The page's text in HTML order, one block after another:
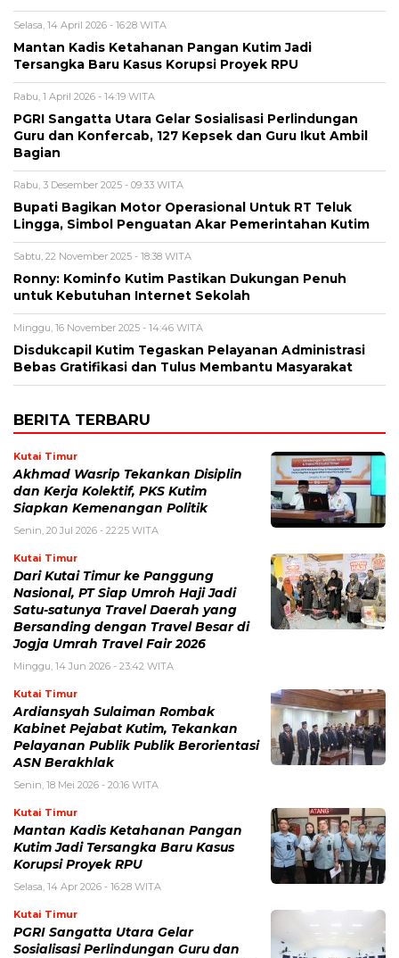
Selasa, 14 April 2026 - 16:28 WITA
Mantan Kadis Ketahanan Pangan Kutim Jadi
Tersangka Baru Kasus Korupsi Proyek RPU
Rabu, 1 April 2026 - 14:19 WITA
PGRI Sangatta Utara Gelar Sosialisasi Perlindungan
Guru dan Konfercab, 127 Kepsek dan Guru Ikut Ambil
Bagian
Rabu, 3 Desember 2025 - 09:33 WITA
Bupati Bagikan Motor Operasional Untuk RT Teluk
Lingga, Simbol Penguatan Akar Pemerintahan Kutim
Sabtu, 22 November 2025 - 18:38 WITA
Ronny: Kominfo Kutim Pastikan Dukungan Penuh
untuk Kebutuhan Internet Sekolah
Minggu, 16 November 2025 - 14:46 WITA
Disdukcapil Kutim Tegaskan Pelayanan Administrasi
Bebas Gratifikasi dan Tulus Membantu Masyarakat
BERITA TERBARU
Kutai Timur
Akhmad Wasrip Tekankan Disiplin
dan Kerja Kolektif, PKS Kutim
Siapkan Kemenangan Politik
Senin, 20 Jul 2026 - 22:25 WITA
Kutai Timur
Dari Kutai Timur ke Panggung
Nasional, PT Siap Umroh Haji Jadi
Satu-satunya Travel Daerah yang
Bersanding dengan Travel Besar di
Jogja Umrah Travel Fair 2026
Minggu, 14 Jun 2026 - 23:42 WITA
Kutai Timur
Ardiansyah Sulaiman Rombak
Kabinet Pejabat Kutim, Tekankan
Pelayanan Publik Publik Berorientasi
ASN Berakhlak
Senin, 18 Mei 2026 - 20:16 WITA
Kutai Timur
Mantan Kadis Ketahanan Pangan
Kutim Jadi Tersangka Baru Kasus
Korupsi Proyek RPU
Selasa, 14 Apr 2026 - 16:28 WITA
Kutai Timur
PGRI Sangatta Utara Gelar
Sosialisasi Perlindungan Guru dan